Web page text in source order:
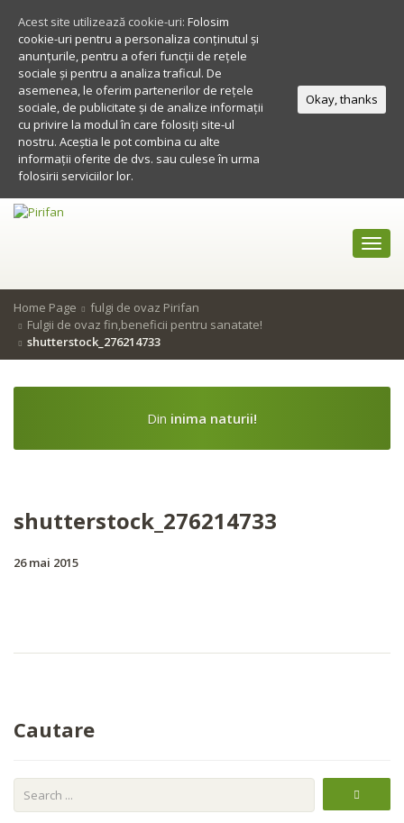
Home Page
fulgi de ovaz Pirifan
Fulgii de ovaz fin,beneficii pentru sanatate!
shutterstock_276214733
Din inima naturii!
shutterstock_276214733
26 mai 2015
Cautare
Acest site utilizează cookie-uri: Folosim
cookie-uri pentru a personaliza conținutul și
anunțurile, pentru a oferi funcții de rețele
sociale și pentru a analiza traficul. De
asemenea, le oferim partenerilor de rețele
sociale, de publicitate și de analize informații
cu privire la modul în care folosiți site-ul
nostru. Aceștia le pot combina cu alte
informații oferite de dvs. sau culese în urma
folosirii serviciilor lor.
Okay, thanks